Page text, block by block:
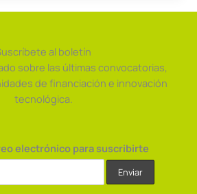
al boletín
sobre las últimas convocatorias,
de financiación e innovación
tecnológica.
electrónico para suscribirte